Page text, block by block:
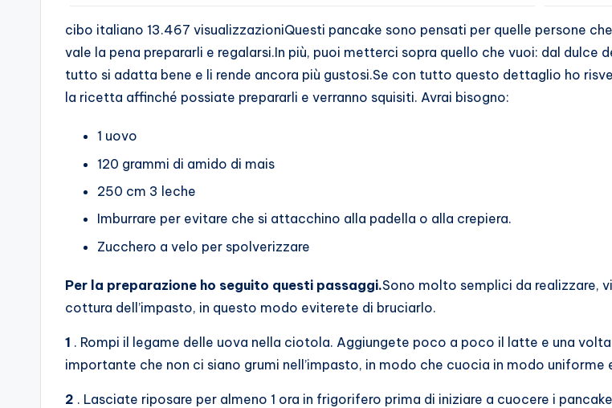
cibo italiano 13.467 visualizzazioniQuesti pancake sono pensati per quelle persone
vale la pena prepararli e regalarsi.In più, puoi metterci sopra quello che vuoi: dal
tutto si adatta bene e li rende ancora più gustosi.Se con tutto questo dettaglio ho
la ricetta affinché possiate prepararli e verranno squisiti. Avrai bisogno:
1 uovo
120 grammi di amido di mais
250 cm 3 leche
Imburrare per evitare che si attacchino alla padella o alla crepiera.
Zucchero a velo per spolverizzare
Per la preparazione ho seguito questi passaggi.Sono molto semplici da realizzare,
cottura dell’impasto, in questo modo eviterete di bruciarlo.
1 . Rompi il legame delle uova nella ciotola. Aggiungete poco a poco il latte e una
importante che non ci siano grumi nell’impasto, in modo che cuocia in modo uniforme
2 . Lasciate riposare per almeno 1 ora in frigorifero prima di iniziare a cuocere i